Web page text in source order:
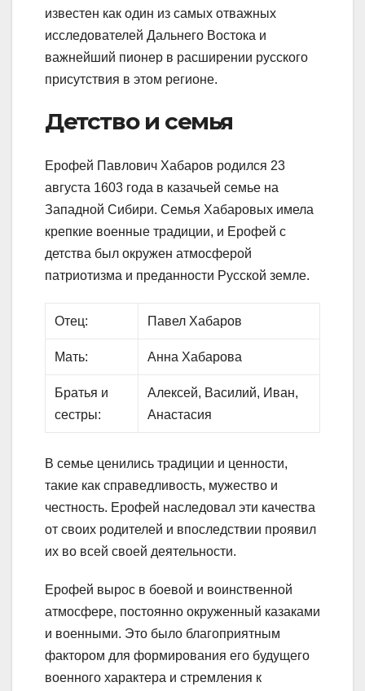
известен как один из самых отважных
исследователей Дальнего Востока и
важнейший пионер в расширении русского
присутствия в этом регионе.
Детство и семья
Ерофей Павлович Хабаров родился 23
августа 1603 года в казачьей семье на
Западной Сибири. Семья Хабаровых имела
крепкие военные традиции, и Ерофей с
детства был окружен атмосферой
патриотизма и преданности Русской земле.
Отец: Павел Хабаров
Мать: Анна Хабарова
Братья и
сестры:
Алексей, Василий, Иван,
Анастасия
В семье ценились традиции и ценности,
такие как справедливость, мужество и
честность. Ерофей наследовал эти качества
от своих родителей и впоследствии проявил
их во всей своей деятельности.
Ерофей вырос в боевой и воинственной
атмосфере, постоянно окруженный казаками
и военными. Это было благоприятным
фактором для формирования его будущего
военного характера и стремления к